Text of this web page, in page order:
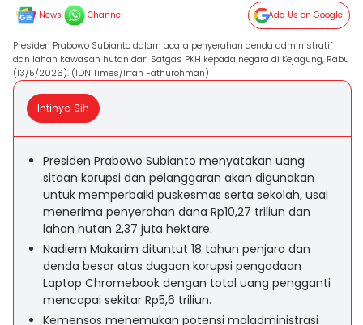
News Channel Add Us on Google
Presiden Prabowo Subianto dalam acara penyerahan denda administratif
dan lahan kawasan hutan dari Satgas PKH kepada negara di Kejagung, Rabu
(13/5/2026). (IDN Times/Irfan Fathurohman)
Intinya Sih
Presiden Prabowo Subianto menyatakan uang
sitaan korupsi dan pelanggaran akan digunakan
untuk memperbaiki puskesmas serta sekolah, usai
menerima penyerahan dana Rp10,27 triliun dan
lahan hutan 2,37 juta hektare.
Nadiem Makarim dituntut 18 tahun penjara dan
denda besar atas dugaan korupsi pengadaan
Laptop Chromebook dengan total uang pengganti
mencapai sekitar Rp5,6 triliun.
Kemensos menemukan potensi maladministrasi